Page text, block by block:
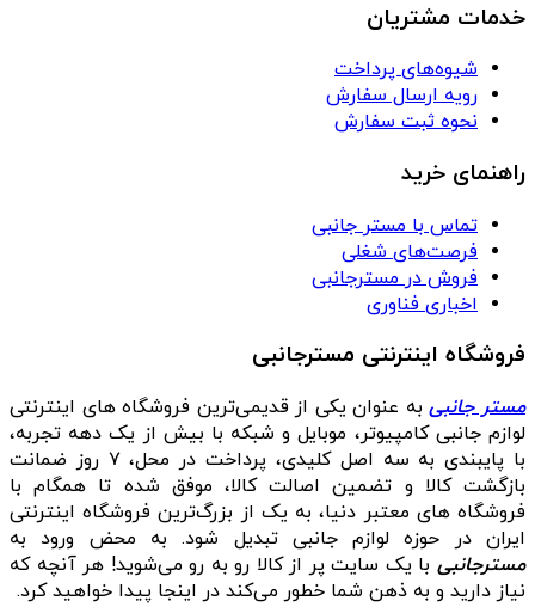
خدمات مشتریان
شیوه‌های پرداخت
رویه ارسال سفارش
نحوه ثبت سفارش
راهنمای خرید
تماس با مستر جانبی
فرصت‌های شغلی
فروش در مسترجانبی
اخباری فناوری
فروشگاه اینترنتی مسترجانبی
مستر جانبیبه عنوان یکی از قدیمی‌ترین فروشگاه های اینترنتی
لوازم جانبی کامپیوتر، موبایل و شبکه با بیش از یک دهه تجربه،
با پایبندی به سه اصل کلیدی، پرداخت در محل، ۷ روز ضمانت
بازگشت کالا و تضمین اصالت کالا، موفق شده تا همگام با
فروشگاه‌ های معتبر دنیا، به یک از بزرگ‌ترین فروشگاه اینترنتی
ایران در حوزه لوازم جانبی تبدیل شود. به محض ورود به
مسترجانبی با یک سایت پر از کالا رو به رو می‌شوید! هر آنچه که
نیاز دارید و به ذهن شما خطور می‌کند در اینجا پیدا خواهید کرد.